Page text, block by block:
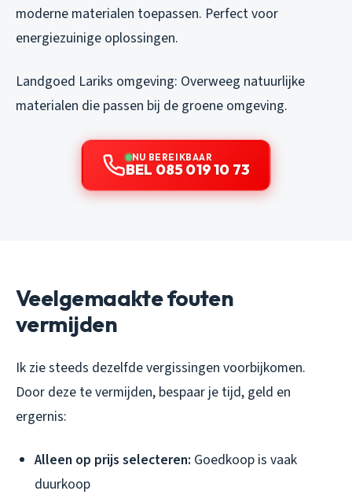
moderne materialen toepassen. Perfect voor
energiezuinige oplossingen.
Landgoed Lariks omgeving: Overweeg natuurlijke
materialen die passen bij de groene omgeving.
NU BEREIKBAAR
BEL 085 019 10 73
Veelgemaakte fouten
vermijden
Ik zie steeds dezelfde vergissingen voorbijkomen.
Door deze te vermijden, bespaar je tijd, geld en
ergernis:
Alleen op prijs selecteren: Goedkoop is vaak
duurkoop